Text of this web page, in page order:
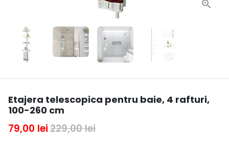
Etajera telescopica pentru baie, 4 rafturi,
100-260 cm
79,00 lei229,00 lei